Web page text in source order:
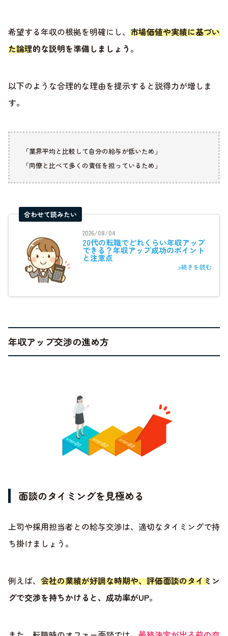
希望する年収の根拠を明確にし、 市場価値や実績に基づい
た論理的な説明を準備しましょう 。
以下のような合理的な理由を提示すると説得力が増しま
す。
「業界平均と比較して自分の給与が低いため」
「同僚と比べて多くの責任を担っているため」
合わせて読みたい
2026/08/04
20代の転職でどれくらい年収アップ
できる？年収アップ成功のポイント
と注意点
>続きを読む
年収アップ交渉の進め方
面談のタイミングを見極める
上司や採用担当者との給与交渉は、適切なタイミングで持
ち掛けましょう。
例えば、 会社の業績が好調な時期や、評価面談のタイミン
グで交渉を持ちかけると、成功率がUP。